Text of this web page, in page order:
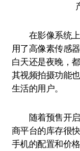
在影像系统上
用了高像素传感
白天还是夜晚，
其视频拍摄功能
生活的用户。
随着预售开启
商平台的库存很
手机的配置和价